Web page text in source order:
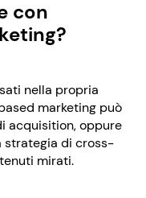
con
nella propria
marketing può
acquisition, oppure
strategia di cross-
mirati.